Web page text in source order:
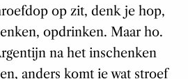
op zit, denk je hop,
opdrinken. Maar ho.
na het inschenken
anders komt ie wat stroef